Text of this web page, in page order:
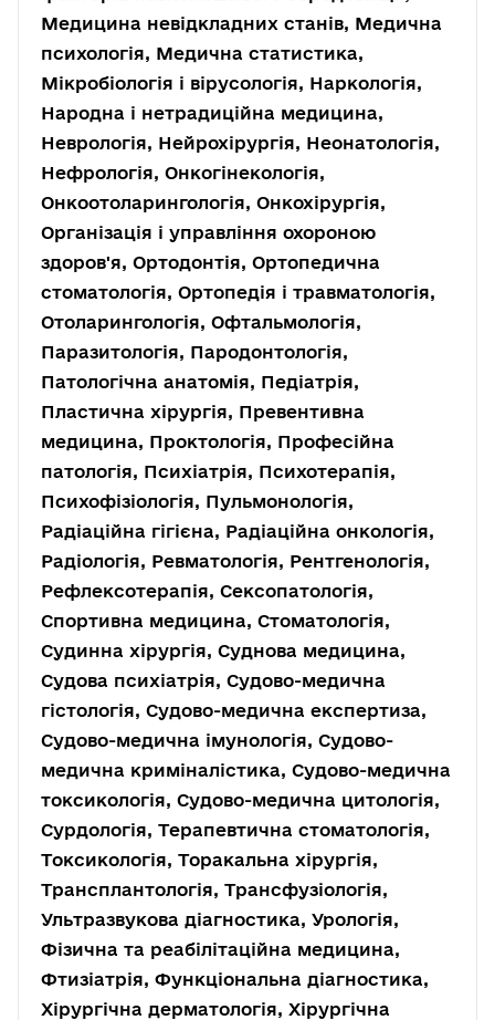
Медицина невідкладних станів, Медична
психологія, Медична статистика,
Мікробіологія і вірусологія, Наркологія,
Народна і нетрадиційна медицина,
Неврологія, Нейрохірургія, Неонатологія,
Нефрологія, Онкогінекологія,
Онкоотоларингологія, Онкохірургія,
Організація і управління охороною
здоров'я, Ортодонтія, Ортопедична
стоматологія, Ортопедія і травматологія,
Отоларингологія, Офтальмологія,
Паразитологія, Пародонтологія,
Патологічна анатомія, Педіатрія,
Пластична хірургія, Превентивна
медицина, Проктологія, Професійна
патологія, Психіатрія, Психотерапія,
Психофізіологія, Пульмонологія,
Радіаційна гігієна, Радіаційна онкологія,
Радіологія, Ревматологія, Рентгенологія,
Рефлексотерапія, Сексопатологія,
Спортивна медицина, Стоматологія,
Судинна хірургія, Суднова медицина,
Судова психіатрія, Судово-медична
гістологія, Судово-медична експертиза,
Судово-медична імунологія, Судово-
медична криміналістика, Судово-медична
токсикологія, Судово-медична цитологія,
Сурдологія, Терапевтична стоматологія,
Токсикологія, Торакальна хірургія,
Трансплантологія, Трансфузіологія,
Ультразвукова діагностика, Урологія,
Фізична та реабілітаційна медицина,
Фтизіатрія, Функціональна діагностика,
Хірургічна дерматологія, Хірургічна